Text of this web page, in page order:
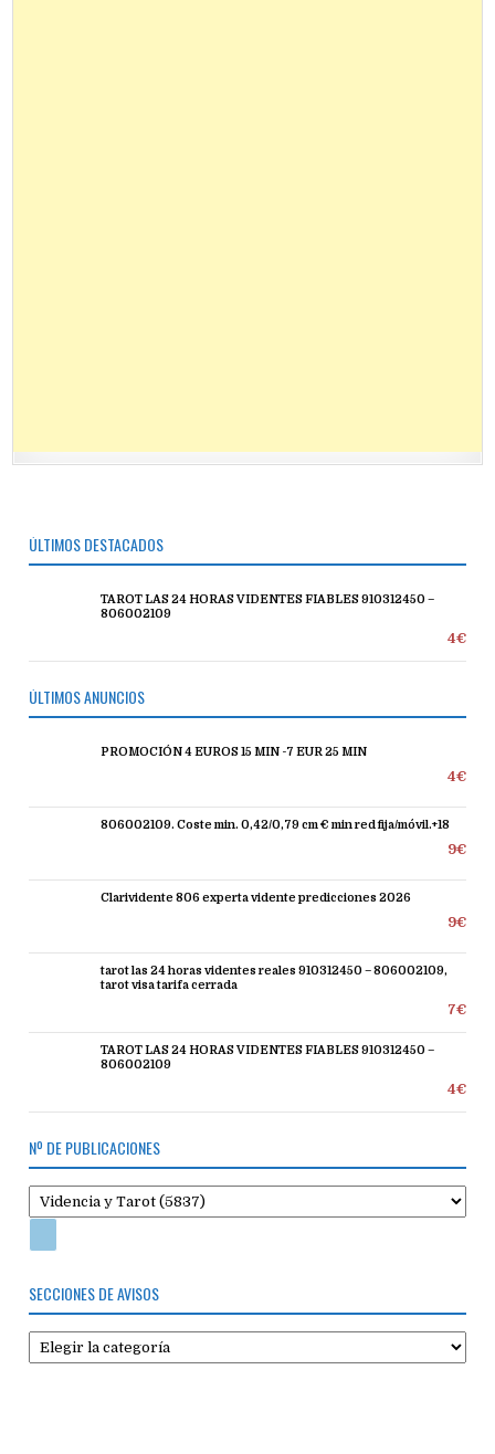
ÚLTIMOS DESTACADOS
TAROT LAS 24 HORAS VIDENTES FIABLES 910312450 –
806002109
4€
ÚLTIMOS ANUNCIOS
PROMOCIÓN 4 EUROS 15 MIN -7 EUR 25 MIN
4€
806002109. Coste min. 0,42/0,79 cm € min red fija/móvil.+18
9€
Clarividente 806 experta vidente predicciones 2026
9€
tarot las 24 horas videntes reales 910312450 – 806002109,
tarot visa tarifa cerrada
7€
TAROT LAS 24 HORAS VIDENTES FIABLES 910312450 –
806002109
4€
Nº DE PUBLICACIONES
SECCIONES DE AVISOS
Secciones
de